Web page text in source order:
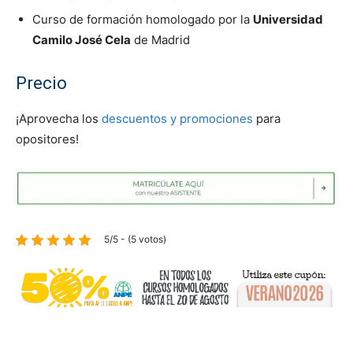
Curso de formación homologado por la Universidad
Camilo José Cela de Madrid
Precio
¡Aprovecha los descuentos y promociones para
opositores!
5/5 - (5 votos)